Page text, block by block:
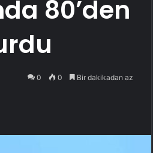
80’den
0 0 Bir dakikadan az